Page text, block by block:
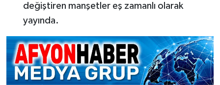
değiştiren manşetler eş zamanlı olarak
yayında.